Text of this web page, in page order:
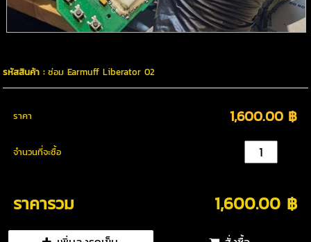
รหัสสินค้า :ซ่อม Earmuff Liberator 02
ราคา 1,600.00 ฿
จำนวนที่จะซื้อ
ราคารวม 1,600.00 ฿